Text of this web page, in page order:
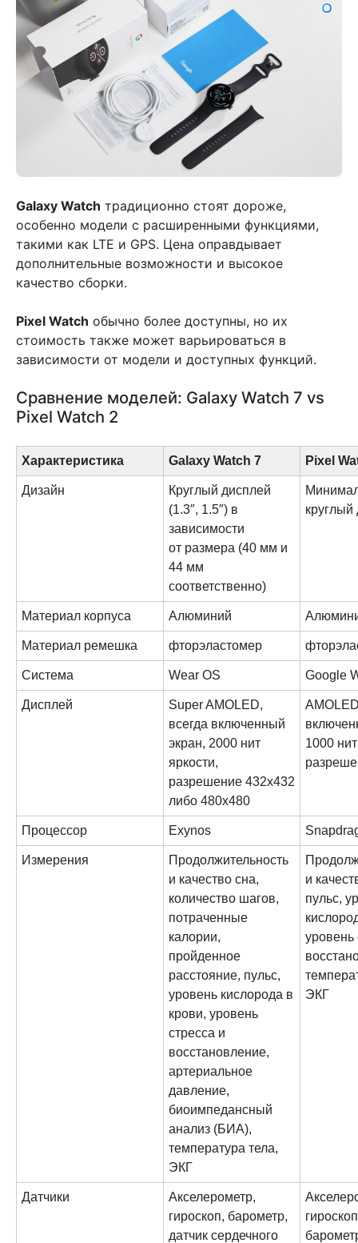
Galaxy Watch традиционно стоят дороже,
особенно модели с расширенными функциями,
такими как LTE и GPS. Цена оправдывает
дополнительные возможности и высокое
качество сборки.
Pixel Watch обычно более доступны, но их
стоимость также может варьироваться в
зависимости от модели и доступных функций.
Сравнение моделей: Galaxy Watch 7 vs
Pixel Watch 2
Характеристика Galaxy Watch 7 Pixel
Дизайн
Круглый дисплей
(1.3″, 1.5″) в
зависимости
от размера (40 мм и
44 мм
соответственно)
круглый
Материал корпуса Алюминий
Материал ремешка фторэластомер
Система Wear OS Google
Дисплей
Super AMOLED,
всегда включенный
экран, 2000 нит
яркости,
разрешение 432х432
либо 480х480
1000
Процессор Exynos
Измерения
Продолжительность
и качество сна,
количество шагов,
потраченные
калории,
пройденное
расстояние, пульс,
уровень кислорода в
крови, уровень
стресса и
восстановление,
артериальное
давление,
биоимпедансный
анализ (БИА),
температура тела,
ЭКГ
и
пульс,
уровень
ЭКГ
Датчики
Акселерометр,
гироскоп, барометр,
датчик сердечного